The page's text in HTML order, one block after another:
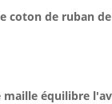
coton de ruban
équilibre